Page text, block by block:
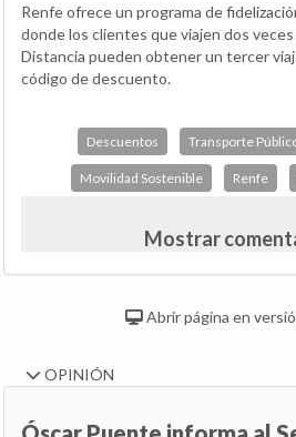
Renfe ofrece un programa de
donde los clientes que viajen dos veces
Distancia pueden obtener un tercer
código de descuento.
Descuentos Transporte
Movilidad Sostenible Renfe
Mostrar
Abrir página en
OPINIÓN